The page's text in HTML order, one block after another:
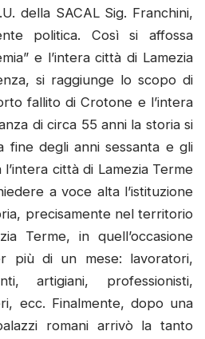
della SACAL Sig. Franchini,
politica. Così si affossa
e l’intera città di Lamezia
si raggiunge lo scopo di
fallito di Crotone e l’intera
di circa 55 anni la storia si
fine degli anni sessanta e gli
città di Lamezia Terme
a voce alta l’istituzione
precisamente nel territorio
Terme, in quell’occasione
più di un mese: lavoratori,
artigiani, professionisti,
ecc. Finalmente, dopo una
romani arrivò la tanto